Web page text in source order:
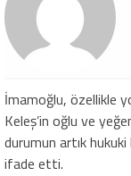
İmamoğlu, özellikle
Keleş’in oğlu ve
durumun artık hukuki
ifade etti.